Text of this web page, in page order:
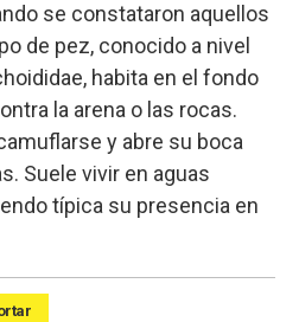
se constataron aquellos
de pez, conocido a nivel
habita en el fondo
la arena o las rocas.
y abre su boca
Suele vivir en aguas
típica su presencia en